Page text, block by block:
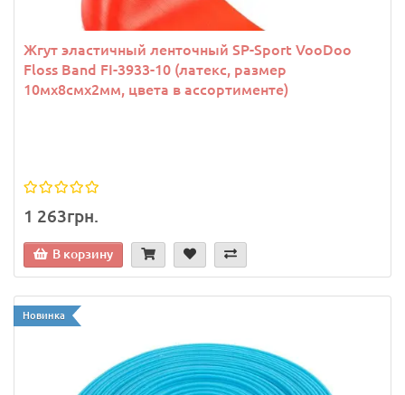
Жгут эластичный ленточный SP-Sport VooDoo
Floss Band FI-3933-10 (латекс, размер
10мх8смх2мм, цвета в ассортименте)
1 263грн.
В корзину
Новинка